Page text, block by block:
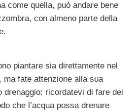
come quella, può andare bene
con almeno parte della
piantare sia direttamente nel
, ma fate attenzione alla sua
drenaggio: ricordatevi di fare dei
che l’acqua possa drenare